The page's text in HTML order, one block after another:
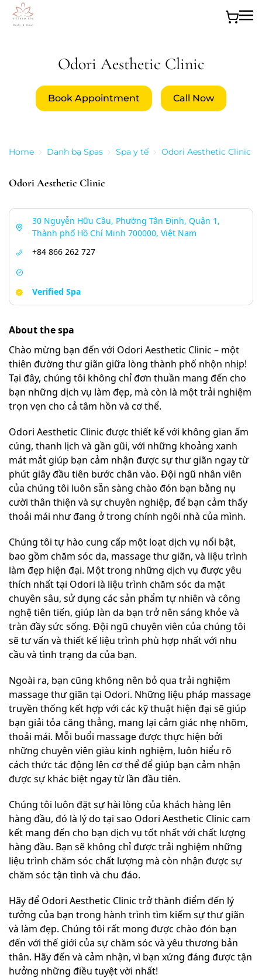
Odori Aesthetic Clinic
Book Appointment Call Now
Home Danh bạ Spas Spa y tế Odori Aesthetic Clinic
Odori Aesthetic Clinic
30 Nguyễn Hữu Cầu, Phường Tân Định, Quận 1,
Thành phố Hồ Chí Minh 700000, Việt Nam
+84 866 262 727
Verified Spa
About the spa
Chào mừng bạn đến với Odori Aesthetic Clinic – một
thiên đường thư giãn giữa lòng thành phố nhộn nhịp!
Tại đây, chúng tôi không chỉ đơn thuần mang đến cho
bạn những dịch vụ làm đẹp, mà còn là một trải nghiệm
trọn vẹn cho cả tâm hồn và cơ thể.
Odori Aesthetic Clinic được thiết kế với không gian ấm
cúng, thanh lịch và gần gũi, với những khoảng xanh
mát mắt giúp bạn cảm nhận được sự thư giãn ngay từ
phút giây đầu tiên bước chân vào. Đội ngũ nhân viên
của chúng tôi luôn sẵn sàng chào đón bạn bằng nụ
cười thân thiện và sự chuyên nghiệp, để bạn cảm thấy
thoải mái như đang ở trong chính ngôi nhà của mình.
Chúng tôi tự hào cung cấp một loạt dịch vụ nổi bật,
bao gồm chăm sóc da, massage thư giãn, và liệu trình
làm đẹp hiện đại. Một trong những dịch vụ được yêu
thích nhất tại Odori là liệu trình chăm sóc da mặt
chuyên sâu, sử dụng các sản phẩm tự nhiên và công
nghệ tiên tiến, giúp làn da bạn trở nên sáng khỏe và
tràn đầy sức sống. Đội ngũ chuyên viên của chúng tôi
sẽ tư vấn và thiết kế liệu trình phù hợp nhất với nhu
cầu và tình trạng da của bạn.
Ngoài ra, bạn cũng không nên bỏ qua trải nghiệm
massage thư giãn tại Odori. Những liệu pháp massage
truyền thống kết hợp với các kỹ thuật hiện đại sẽ giúp
bạn giải tỏa căng thẳng, mang lại cảm giác nhẹ nhõm,
thoải mái. Mỗi buổi massage được thực hiện bởi
những chuyên viên giàu kinh nghiệm, luôn hiểu rõ
cách thức tác động lên cơ thể để giúp bạn cảm nhận
được sự khác biệt ngay từ lần đầu tiên.
Chúng tôi luôn đặt sự hài lòng của khách hàng lên
hàng đầu, đó là lý do tại sao Odori Aesthetic Clinic cam
kết mang đến cho bạn dịch vụ tốt nhất với chất lượng
hàng đầu. Bạn sẽ không chỉ được trải nghiệm những
liệu trình chăm sóc chất lượng mà còn nhận được sự
chăm sóc tận tình và chu đáo.
Hãy để Odori Aesthetic Clinic trở thành điểm đến lý
tưởng của bạn trong hành trình tìm kiếm sự thư giãn
và làm đẹp. Chúng tôi rất mong được chào đón bạn
đến với thế giới của sự chăm sóc và yêu thương bản
thân. Hãy đến và cảm nhận, vì bạn xứng đáng được tận
hưởng những điều tuyệt vời nhất!